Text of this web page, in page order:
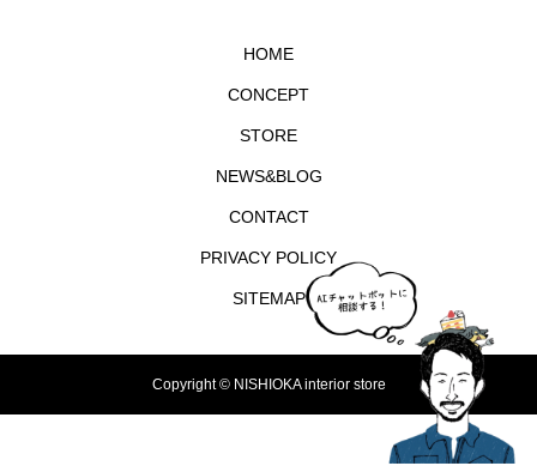
HOME
CONCEPT
STORE
NEWS&BLOG
CONTACT
PRIVACY POLICY
SITEMAP
Copyright © NISHIOKA interior store
MAP